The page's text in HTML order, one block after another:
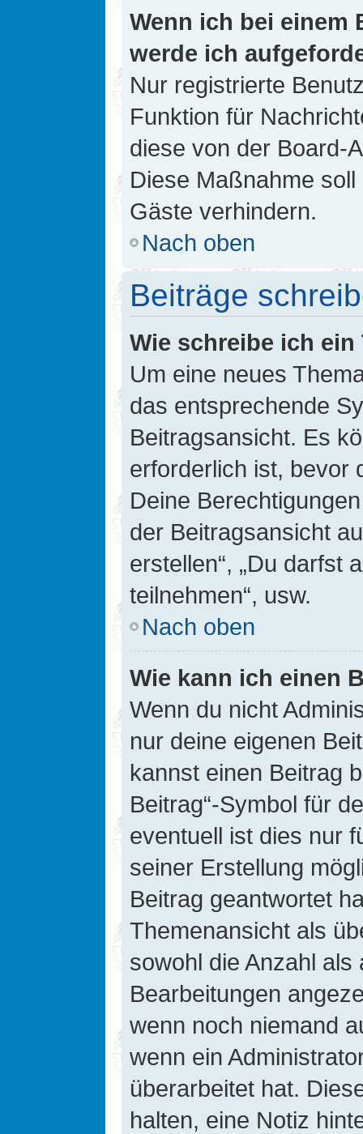
Wenn ich bei einem
werde ich
Nur registrierte
Funktion für
diese von der Board-
Diese Maßnahme
Gäste verhindern.
Nach oben
Beiträge
Wie schreibe ich ein
Um eine neues
das entsprechende
Beitragsansicht. Es
erforderlich ist, bevor
Deine
der Beitragsansicht
erstellen“, „Du darfst
teilnehmen“, usw.
Nach oben
Wie kann ich einen
Wenn du nicht
nur deine eigenen
kannst einen Beitrag
Beitrag“-Symbol für
eventuell ist dies nur
seiner Erstellung
Beitrag geantwortet
Themenansicht als
sowohl die Anzahl
Bearbeitungen
wenn noch niemand
wenn ein
überarbeitet hat.
halten, eine Notiz